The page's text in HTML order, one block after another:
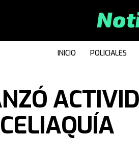
INICIO POLICIALES